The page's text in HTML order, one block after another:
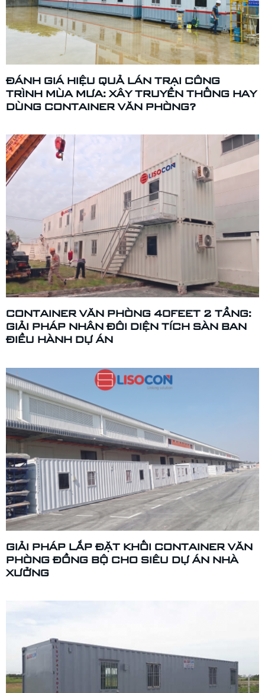
ĐÁNH GIÁ HIỆU QUẢ LÁN TRẠI CÔNG
TRÌNH MÙA MƯA: XÂY TRUYỀN THỐNG HAY
DÙNG CONTAINER VĂN PHÒNG?
CONTAINER VĂN PHÒNG 40FEET 2 TẦNG:
GIẢI PHÁP NHÂN ĐÔI DIỆN TÍCH SÀN BAN
ĐIỀU HÀNH DỰ ÁN
GIẢI PHÁP LẮP ĐẶT KHỐI CONTAINER VĂN
PHÒNG ĐỒNG BỘ CHO SIÊU DỰ ÁN NHÀ
XƯỞNG